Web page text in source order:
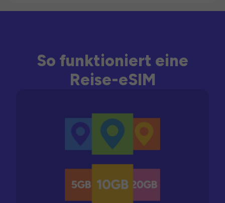
So funktioniert eine
Reise-eSIM